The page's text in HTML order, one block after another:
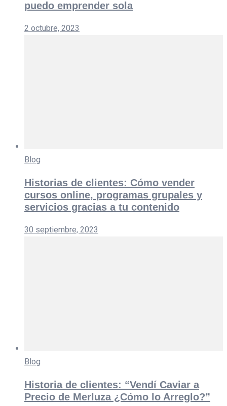
puedo emprender sola
2 octubre, 2023
Blog
Historias de clientes: Cómo vender
cursos online, programas grupales y
servicios gracias a tu contenido
30 septiembre, 2023
Blog
Historia de clientes: “Vendí Caviar a
Precio de Merluza ¿Cómo lo Arreglo?”